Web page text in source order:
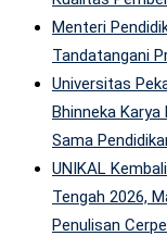
Menteri
Tandatangani
Universitas
Bhinneka
Sama
UNIKAL
Tengah 2026,
Penulisan